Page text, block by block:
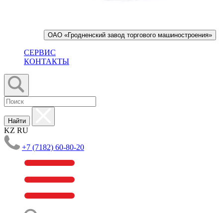
ОАО «Гродненский завод торгового машиностроения»
СЕРВИС
КОНТАКТЫ
Найти
KZ RU
+7 (7182) 60-80-20